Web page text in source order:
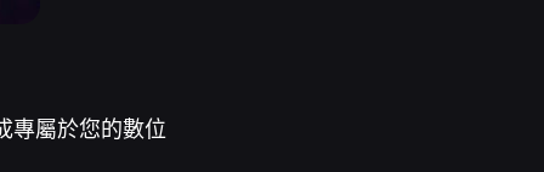
專屬於您的數位